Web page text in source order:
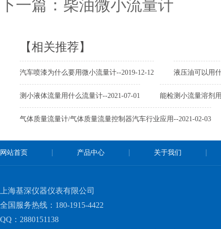
下一篇： 柴油微小流量计
【相关推荐】
--2019-12-12
汽车喷漆为什么要用微小流量计 液压油可以用
--2021-07-01
测小液体流量用什么流量计 能检测小流量溶剂
--2021-02-03
气体质量流量计/气体质量流量控制器汽车行业应用
网站首页 产品中心 关于我们
上海基深仪器仪表有限公司
全国服务热线：180-1915-4422
QQ：2880151138